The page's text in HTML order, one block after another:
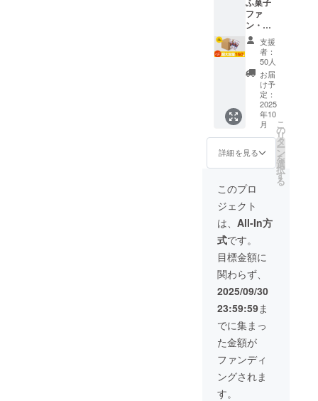
ます。
※備考欄
に欲し
いセッ
ト数の
記入を
お願い
しま
す。最
大上限
数まで
の発送
となり
ます。
ターン
金額に
は送料
が含ま
れてい
ます。
※ご注文
状況、
使用部
材の供
給状
況、製
造工程
上の都
合等に
荷時期
が遅れ
る場合
があり
ます。
※備考欄
に欲し
いセッ
ト数の
記入を
お願い
しま
す。最
大上限
数まで
の発送
となり
ます。
会にし
か手に
入らな
い特別
なセッ
トで
す！ ※
国内配
送のみ
となり
ます。
※お届け
「お届
け予
の月末
です。
※こちら
のリ
ターン
金額に
は送料
が含ま
れてい
ます。
※ご注文
状況、
使用部
材の供
給状
況、製
造工程
上の都
して ・
地域の
保育
園・幼
稚園へ
の寄贈
🚚 配送
プロ
ジェク
ト終了
後、約
2ヶ月以
次配送
予定。
ウド
ファン
ディン
グ限定
この機
会にし
か手に
入らな
い特別
なセッ
トで
す！ ※
国内配
送のみ
となり
ます。
※お届け
日は
【賞味
期限】
180日
【製造
元】 株
式会社
水野製
菓 【販
売元】
株式会
社水野
法 ・お
子様と
聞かせ
タイム
・家族
でのお
やつタ
イム ・
プレゼ
ントと
して ・
地域の
保育
園・幼
稚園へ
の寄贈
🏢絵本
に企業
名記載
につい
生協会
HACCP
取得
【原材
料】 含
蜜糖(国
内製
造)、黒
砂糖、
砂糖、
小麦
(グルテ
ン)/カラ
素、膨
張剤
【内容
量】 30
本 / 1箱
あたり
【賞味
期限】
180日
【製造
元】 株
式会社
水野製
菓 【販
売元】
株式会
社水野
製菓 🔴
まで安
心して
楽しめ
ます。
食品衛
生協会
HACCP
取得
【原材
料】 含
蜜糖(国
内製
砂糖、
砂糖、
粉、小
麦蛋白
(グルテ
ン)/カラ
メル色
素、膨
張剤
【内容
量】 30
本 / 1箱
あたり
【賞味
期限】
180日
【製造
元】 株
式会社
水野製
生協会
HACCP
取得
【原材
料】 含
蜜糖(国
内製
造)、黒
砂糖、
砂糖、
小麦
粉、小
(グルテ
ン)/カラ
素、膨
【内容
量】10
味期
限】180
日 【製
造元】
株式会
社水野
製菓
【販売
元】 株
式会社
水野製
菓 🚚 配
送 プロ
リー。
日本の
伝統菓
子文化
を自然
に学べ
る教育
絵本で
す。 ま
た「挑
戦」
「諦め
ない」
「好き
力で」
を超え
たメッ
セージ
性も込
めてい
ます。
🔴ふ菓
子の特
をたっ
ぷり使
用した
日本一
の出荷
量を誇
るふ菓
水野製
菓の
「コト
ンのふ
がし」1
箱（30
本入
り） 🔴
絵本に
ついて
コトン
がふ菓
子に出
会い、
挑戦す
る心温
まるス
トー
リー。
日本の
伝統菓
子文化
を自然
に学べ
る教育
絵本で
す。 ま
た「挑
戦」
「諦め
ない」
「好き
ファ
ン・ふ
がしが
大好き
な方
へ！ 個
包装だ
から、
いつで
も、ど
こで
も、気
軽に食
べれ
る。
コー
ヒーに
もよく
合い、
仕事の
小休憩
にも
ぴった
り！ 🎁
内容 ・
水野製
菓の
「コト
ンのふ
がし」
150本入
り ※こ
のリ
支援
者：
50人
お届
け予
定：
2025
年10
月
詳細を見る
こ
の
リ
タ
ー
ン
を
選
択
す
る
このプロ
ジェクト
は、 All-In方
式です。
目標金額に
関わらず、
2025/09/30
23:59:59ま
でに集まっ
た金額が
ファンディ
ングされま
す。